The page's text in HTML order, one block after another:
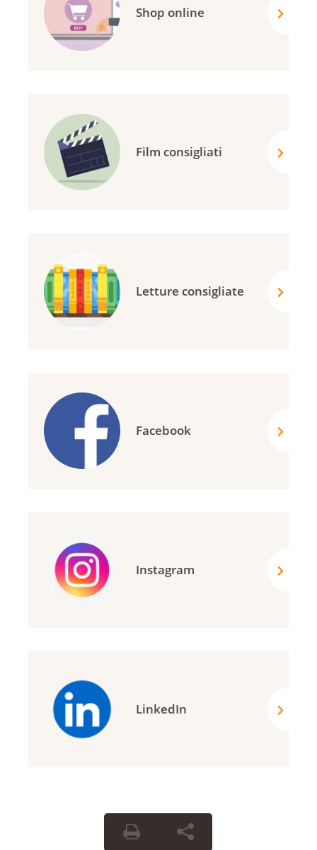
Shop online
Film consigliati
Letture consigliate
Facebook
Instagram
LinkedIn